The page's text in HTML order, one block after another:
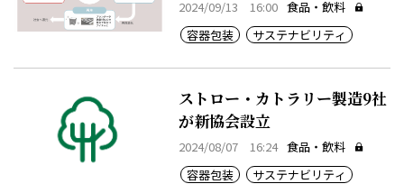
2024/09/13 16:00 食品・飲料
容器包装
サステナビリティ
ストロー・カトラリー製造9社
が新協会設立
2024/08/07 16:24 食品・飲料
容器包装
サステナビリティ